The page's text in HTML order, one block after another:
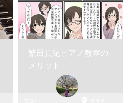
繁田真紀ピアノ教室の
メリット